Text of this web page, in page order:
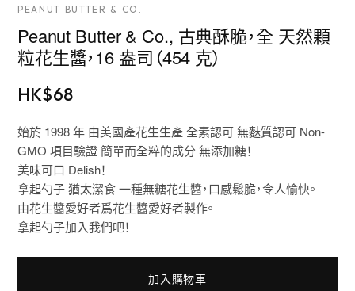
PEANUT BUTTER & CO.
Peanut Butter & Co., 古典酥脆，全 天然顆
粒花生醬，16 盎司（454 克）
HK$68
始於 1998 年 由美國產花生生產 全素認可 無麩質認可 Non-
GMO 項目驗證 簡單而全粹的成分 無添加糖！
美味可口 Delish！
拿起勺子 猶太潔食 一種無糖花生醬，口感鬆脆，令人愉快。
由花生醬愛好者爲花生醬愛好者製作。
拿起勺子加入我們吧！
加入購物車